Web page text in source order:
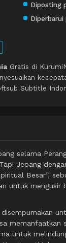
Diposting
Diperbarui
Gratis di
Subtitle
selama
Jepang
Besar”,
untuk
memanfaatkan
untuk